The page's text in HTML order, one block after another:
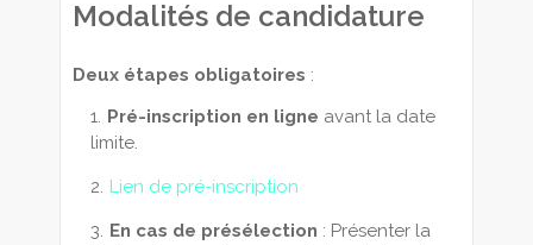
Modalités de candidature
Deux étapes obligatoires :
Pré-inscription en ligne avant la date
limite.
Lien de pré-inscription
En cas de présélection : Présenter la